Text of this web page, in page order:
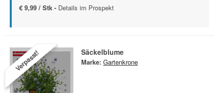
€ 9,99 / Stk - Details im Prospekt
Verpasst! Säckelblume
Marke: Gartenkrone